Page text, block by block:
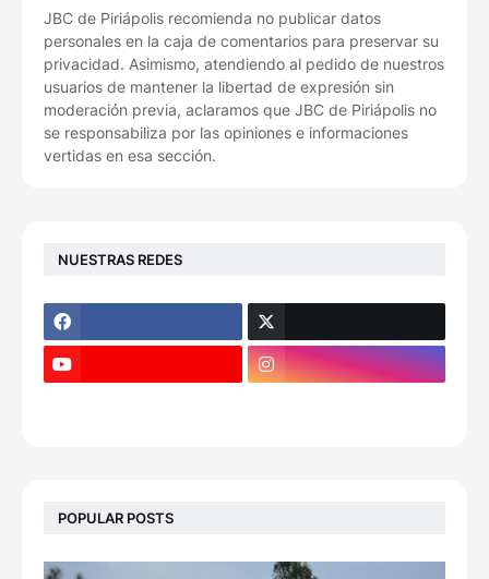
JBC de Piriápolis recomienda no publicar datos
personales en la caja de comentarios para preservar su
privacidad. Asimismo, atendiendo al pedido de nuestros
usuarios de mantener la libertad de expresión sin
moderación previa, aclaramos que JBC de Piriápolis no
se responsabiliza por las opiniones e informaciones
vertidas en esa sección.
NUESTRAS REDES
POPULAR POSTS